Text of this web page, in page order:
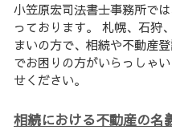
小笠原宏司法書士事務所で
っております。 札幌、石狩、
まいの方で、相続や不動産登
でお困りの方がいらっしゃ
せください。
相続における不動産の名